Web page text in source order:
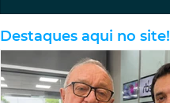
Destaques aqui no site!